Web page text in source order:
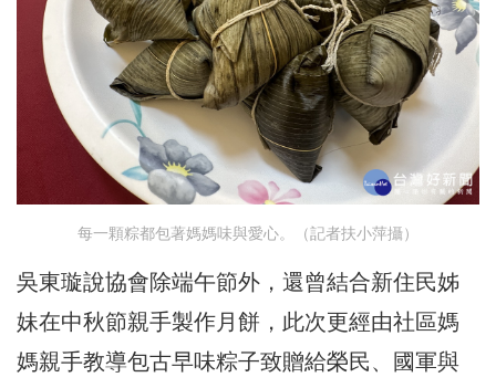
每一顆粽都包著媽媽味與愛心。（記者扶小萍攝）
吳東璇說協會除端午節外，還曾結合新住民姊
妹在中秋節親手製作月餅，此次更經由社區媽
媽親手教導包古早味粽子致贈給榮民、國軍與